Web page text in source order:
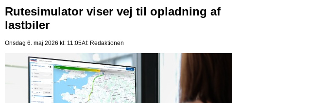
Rutesimulator viser vej til opladning af
lastbiler
Onsdag 6. maj 2026 kl: 11:05Af: Redaktionen